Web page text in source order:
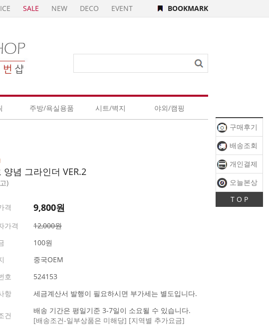
구매후기
배송조회
개인결제
오늘본상
T O P
SALE NEW DECO EVENT BOOKMARK
주방/욕실용품 시트/벽지 야외/캠핑
양념 그라인더 VER.2
)
격 9,800원
가격
12,000원
100원
중국OEM
호
524153
항
세금계산서 발행이 필요하시면 부가세는 별도입니다.
건
배송 기간은 평일기준 3-7일이 소요될 수 있습니다.
[배송조건-일부상품은 미해당] [지역별 추가요금]